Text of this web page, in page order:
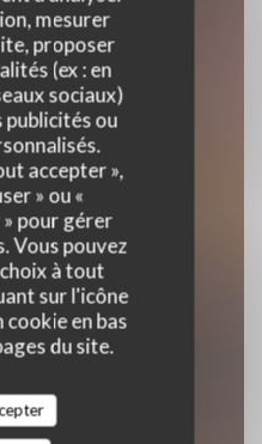
mesurer
proposer
(ex : en
sociaux)
publicités ou
accepter »,
» ou «
pour gérer
Vous pouvez
à tout
sur l'icône
en bas
du site.
CAFE